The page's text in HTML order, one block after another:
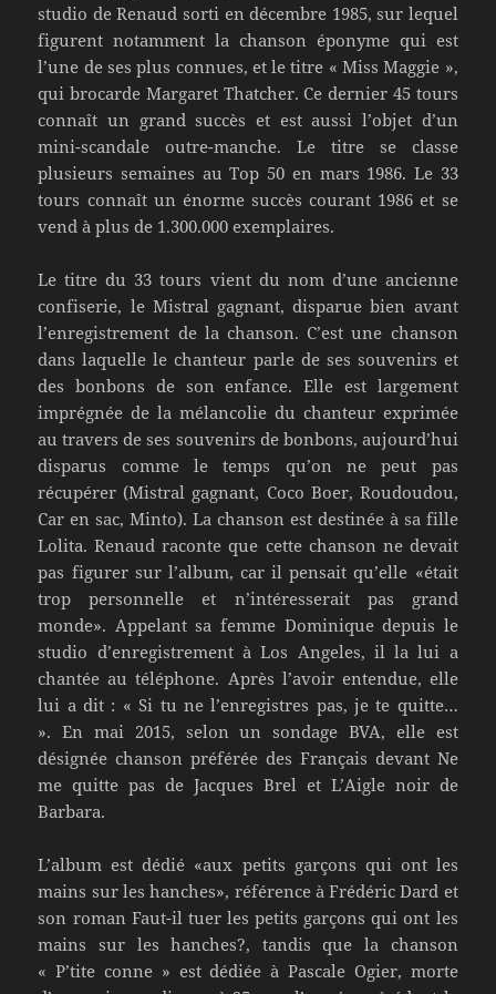
studio de Renaud sorti en décembre 1985, sur lequel
figurent notamment la chanson éponyme qui est
l’une de ses plus connues, et le titre « Miss Maggie »,
qui brocarde Margaret Thatcher. Ce dernier 45 tours
connaît un grand succès et est aussi l’objet d’un
mini-scandale outre-manche. Le titre se classe
plusieurs semaines au Top 50 en mars 1986. Le 33
tours connaît un énorme succès courant 1986 et se
vend à plus de 1.300.000 exemplaires.
Le titre du 33 tours vient du nom d’une ancienne
confiserie, le Mistral gagnant, disparue bien avant
l’enregistrement de la chanson. C’est une chanson
dans laquelle le chanteur parle de ses souvenirs et
des bonbons de son enfance. Elle est largement
imprégnée de la mélancolie du chanteur exprimée
au travers de ses souvenirs de bonbons, aujourd’hui
disparus comme le temps qu’on ne peut pas
récupérer (Mistral gagnant, Coco Boer, Roudoudou,
Car en sac, Minto). La chanson est destinée à sa fille
Lolita. Renaud raconte que cette chanson ne devait
pas figurer sur l’album, car il pensait qu’elle «était
trop personnelle et n’intéresserait pas grand
monde». Appelant sa femme Dominique depuis le
studio d’enregistrement à Los Angeles, il la lui a
chantée au téléphone. Après l’avoir entendue, elle
lui a dit : « Si tu ne l’enregistres pas, je te quitte…
». En mai 2015, selon un sondage BVA, elle est
désignée chanson préférée des Français devant Ne
me quitte pas de Jacques Brel et L’Aigle noir de
Barbara.
L’album est dédié «aux petits garçons qui ont les
mains sur les hanches», référence à Frédéric Dard et
son roman Faut-il tuer les petits garçons qui ont les
mains sur les hanches?, tandis que la chanson
« P’tite conne » est dédiée à Pascale Ogier, morte